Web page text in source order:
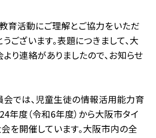
育活動にご理解とご協力をいただ
うございます。表題につきまして、大
り連絡がありましたので、お知らせ
では、児童生徒の情報活用能力育
年度（令和6年度）から大阪市タイ
を開催しています。大阪市内の全